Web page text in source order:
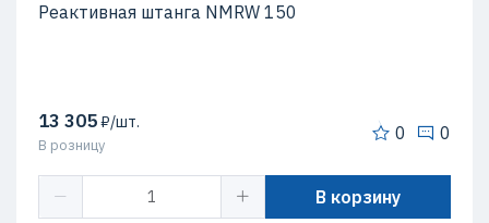
Реактивная штанга NMRW 150
13 305₽/шт.
В розницу
0 0
В корзину